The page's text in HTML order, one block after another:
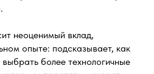
неоценимый вклад,
опыте: подсказывает, как
более технологичные